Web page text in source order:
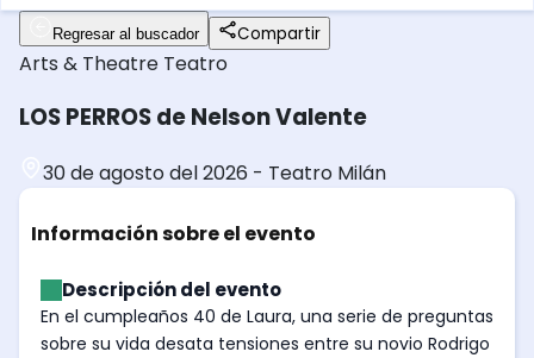
Regresar al buscador Compartir
Arts & Theatre Teatro
LOS PERROS de Nelson Valente
30 de agosto del 2026 - Teatro Milán
Información sobre el evento
Descripción del evento
En el cumpleaños 40 de Laura, una serie de preguntas
sobre su vida desata tensiones entre su novio Rodrigo